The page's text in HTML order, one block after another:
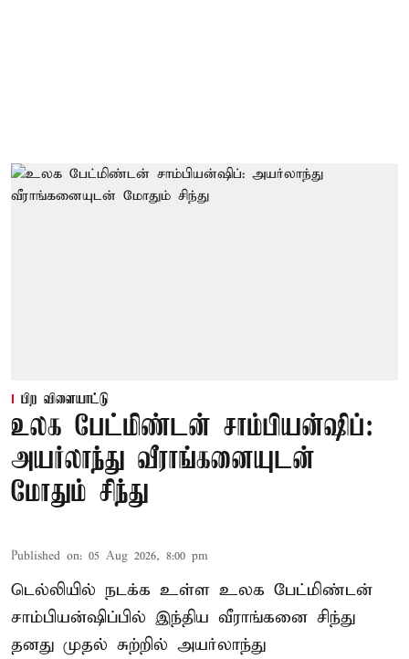
பிற விளையாட்டு
உலக பேட்மிண்டன் சாம்பியன்ஷிப்:
அயர்லாந்து வீராங்கனையுடன்
மோதும் சிந்து
Published on: 05 Aug 2026, 8:00 pm
டெல்லியில் நடக்க உள்ள உலக பேட்மிண்டன்
சாம்பியன்ஷிப்பில் இந்திய வீராங்கனை சிந்து
தனது முதல் சுற்றில் அயர்லாந்து